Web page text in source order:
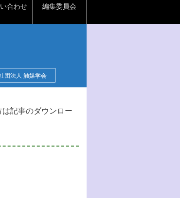
合わせ 編集委員会
団法人 触媒学会
記事のダウンロー